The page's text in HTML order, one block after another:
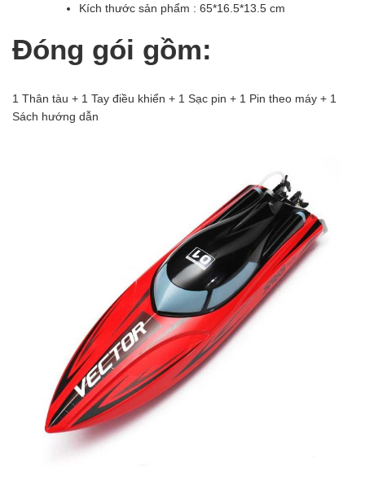
Kích thước sản phẩm : 65*16.5*13.5 cm
Đóng gói gồm:
1 Thân tàu + 1 Tay điều khiển + 1 Sạc pin + 1 Pin theo máy + 1
Sách hướng dẫn